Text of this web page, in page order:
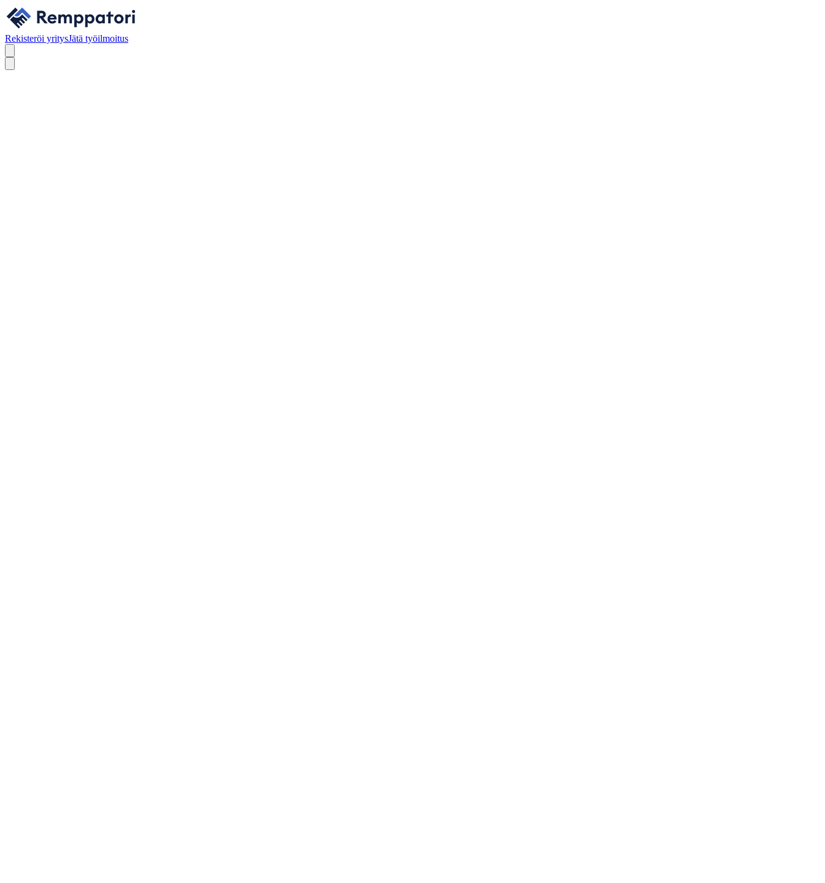
Rekisteröi yritysJätä työilmoitus